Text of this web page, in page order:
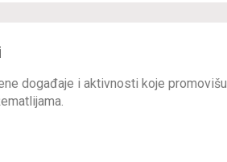
događaje i aktivnosti koje promovišu